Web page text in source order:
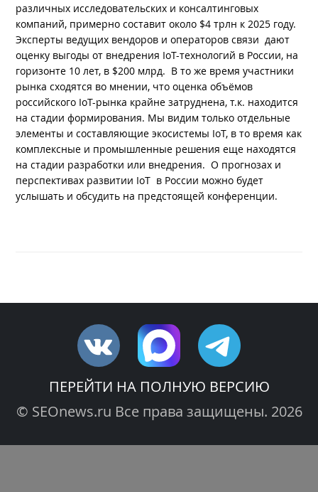
различных исследовательских и консалтинговых
компаний, примерно составит около $4 трлн к 2025 году.
Эксперты ведущих вендоров и операторов связи дают
оценку выгоды от внедрения IoT-технологий в России, на
горизонте 10 лет, в $200 млрд. В то же время участники
рынка сходятся во мнении, что оценка объёмов
российского IoT-рынка крайне затруднена, т.к. находится
на стадии формирования. Мы видим только отдельные
элементы и составляющие экосистемы IoT, в то время как
комплексные и промышленные решения еще находятся
на стадии разработки или внедрения. О прогнозах и
перспективах развитии IoT в России можно будет
услышать и обсудить на предстоящей конференции.
ПЕРЕЙТИ НА ПОЛНУЮ ВЕРСИЮ
© SEOnews.ru Все права защищены. 2026